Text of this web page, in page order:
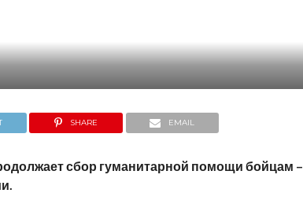
SHARE EMAIL
сбор гуманитарной помощи бойцам –